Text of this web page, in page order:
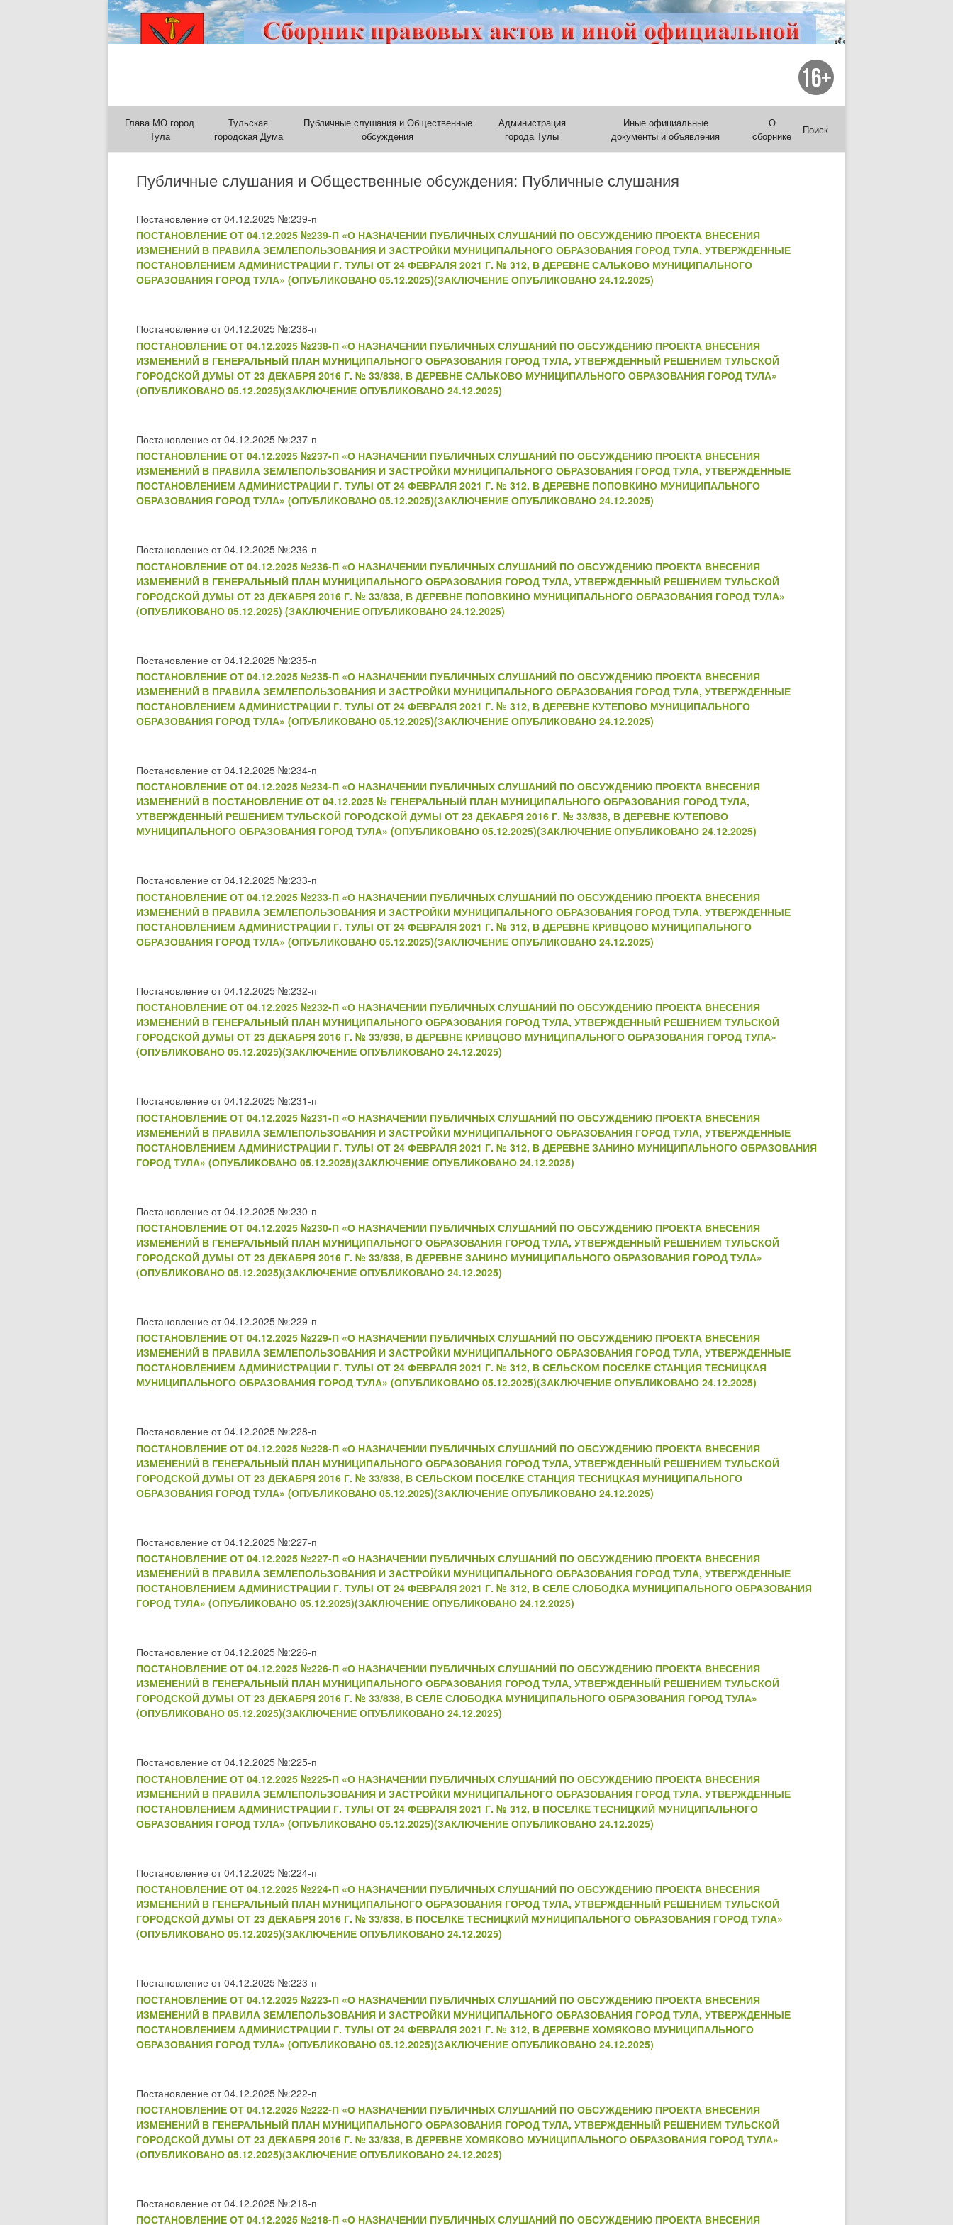
Глава МО город
Тула
Тульская
городская Дума
Публичные слушания и Общественные
обсуждения
Администрация
города Тулы
Иные официальные
документы и объявления
О
сборнике
Поиск
Публичные слушания и Общественные обсуждения: Публичные слушания
Постановление от 04.12.2025 №:239-п
ПОСТАНОВЛЕНИЕ ОТ 04.12.2025 №239-П «О НАЗНАЧЕНИИ ПУБЛИЧНЫХ СЛУШАНИЙ ПО ОБСУЖДЕНИЮ ПРОЕКТА ВНЕСЕНИЯ
ИЗМЕНЕНИЙ В ПРАВИЛА ЗЕМЛЕПОЛЬЗОВАНИЯ И ЗАСТРОЙКИ МУНИЦИПАЛЬНОГО ОБРАЗОВАНИЯ ГОРОД ТУЛА, УТВЕРЖДЕННЫЕ
ПОСТАНОВЛЕНИЕМ АДМИНИСТРАЦИИ Г. ТУЛЫ ОТ 24 ФЕВРАЛЯ 2021 Г. № 312, В ДЕРЕВНЕ САЛЬКОВО МУНИЦИПАЛЬНОГО
ОБРАЗОВАНИЯ ГОРОД ТУЛА» (ОПУБЛИКОВАНО 05.12.2025)(ЗАКЛЮЧЕНИЕ ОПУБЛИКОВАНО 24.12.2025)
Постановление от 04.12.2025 №:238-п
ПОСТАНОВЛЕНИЕ ОТ 04.12.2025 №238-П «О НАЗНАЧЕНИИ ПУБЛИЧНЫХ СЛУШАНИЙ ПО ОБСУЖДЕНИЮ ПРОЕКТА ВНЕСЕНИЯ
ИЗМЕНЕНИЙ В ГЕНЕРАЛЬНЫЙ ПЛАН МУНИЦИПАЛЬНОГО ОБРАЗОВАНИЯ ГОРОД ТУЛА, УТВЕРЖДЕННЫЙ РЕШЕНИЕМ ТУЛЬСКОЙ
ГОРОДСКОЙ ДУМЫ ОТ 23 ДЕКАБРЯ 2016 Г. № 33/838, В ДЕРЕВНЕ САЛЬКОВО МУНИЦИПАЛЬНОГО ОБРАЗОВАНИЯ ГОРОД ТУЛА»
(ОПУБЛИКОВАНО 05.12.2025)(ЗАКЛЮЧЕНИЕ ОПУБЛИКОВАНО 24.12.2025)
Постановление от 04.12.2025 №:237-п
ПОСТАНОВЛЕНИЕ ОТ 04.12.2025 №237-П «О НАЗНАЧЕНИИ ПУБЛИЧНЫХ СЛУШАНИЙ ПО ОБСУЖДЕНИЮ ПРОЕКТА ВНЕСЕНИЯ
ИЗМЕНЕНИЙ В ПРАВИЛА ЗЕМЛЕПОЛЬЗОВАНИЯ И ЗАСТРОЙКИ МУНИЦИПАЛЬНОГО ОБРАЗОВАНИЯ ГОРОД ТУЛА, УТВЕРЖДЕННЫЕ
ПОСТАНОВЛЕНИЕМ АДМИНИСТРАЦИИ Г. ТУЛЫ ОТ 24 ФЕВРАЛЯ 2021 Г. № 312, В ДЕРЕВНЕ ПОПОВКИНО МУНИЦИПАЛЬНОГО
ОБРАЗОВАНИЯ ГОРОД ТУЛА» (ОПУБЛИКОВАНО 05.12.2025)(ЗАКЛЮЧЕНИЕ ОПУБЛИКОВАНО 24.12.2025)
Постановление от 04.12.2025 №:236-п
ПОСТАНОВЛЕНИЕ ОТ 04.12.2025 №236-П «О НАЗНАЧЕНИИ ПУБЛИЧНЫХ СЛУШАНИЙ ПО ОБСУЖДЕНИЮ ПРОЕКТА ВНЕСЕНИЯ
ИЗМЕНЕНИЙ В ГЕНЕРАЛЬНЫЙ ПЛАН МУНИЦИПАЛЬНОГО ОБРАЗОВАНИЯ ГОРОД ТУЛА, УТВЕРЖДЕННЫЙ РЕШЕНИЕМ ТУЛЬСКОЙ
ГОРОДСКОЙ ДУМЫ ОТ 23 ДЕКАБРЯ 2016 Г. № 33/838, В ДЕРЕВНЕ ПОПОВКИНО МУНИЦИПАЛЬНОГО ОБРАЗОВАНИЯ ГОРОД ТУЛА»
(ОПУБЛИКОВАНО 05.12.2025) (ЗАКЛЮЧЕНИЕ ОПУБЛИКОВАНО 24.12.2025)
Постановление от 04.12.2025 №:235-п
ПОСТАНОВЛЕНИЕ ОТ 04.12.2025 №235-П «О НАЗНАЧЕНИИ ПУБЛИЧНЫХ СЛУШАНИЙ ПО ОБСУЖДЕНИЮ ПРОЕКТА ВНЕСЕНИЯ
ИЗМЕНЕНИЙ В ПРАВИЛА ЗЕМЛЕПОЛЬЗОВАНИЯ И ЗАСТРОЙКИ МУНИЦИПАЛЬНОГО ОБРАЗОВАНИЯ ГОРОД ТУЛА, УТВЕРЖДЕННЫЕ
ПОСТАНОВЛЕНИЕМ АДМИНИСТРАЦИИ Г. ТУЛЫ ОТ 24 ФЕВРАЛЯ 2021 Г. № 312, В ДЕРЕВНЕ КУТЕПОВО МУНИЦИПАЛЬНОГО
ОБРАЗОВАНИЯ ГОРОД ТУЛА» (ОПУБЛИКОВАНО 05.12.2025)(ЗАКЛЮЧЕНИЕ ОПУБЛИКОВАНО 24.12.2025)
Постановление от 04.12.2025 №:234-п
ПОСТАНОВЛЕНИЕ ОТ 04.12.2025 №234-П «О НАЗНАЧЕНИИ ПУБЛИЧНЫХ СЛУШАНИЙ ПО ОБСУЖДЕНИЮ ПРОЕКТА ВНЕСЕНИЯ
ИЗМЕНЕНИЙ В ПОСТАНОВЛЕНИЕ ОТ 04.12.2025 № ГЕНЕРАЛЬНЫЙ ПЛАН МУНИЦИПАЛЬНОГО ОБРАЗОВАНИЯ ГОРОД ТУЛА,
УТВЕРЖДЕННЫЙ РЕШЕНИЕМ ТУЛЬСКОЙ ГОРОДСКОЙ ДУМЫ ОТ 23 ДЕКАБРЯ 2016 Г. № 33/838, В ДЕРЕВНЕ КУТЕПОВО
МУНИЦИПАЛЬНОГО ОБРАЗОВАНИЯ ГОРОД ТУЛА» (ОПУБЛИКОВАНО 05.12.2025)(ЗАКЛЮЧЕНИЕ ОПУБЛИКОВАНО 24.12.2025)
Постановление от 04.12.2025 №:233-п
ПОСТАНОВЛЕНИЕ ОТ 04.12.2025 №233-П «О НАЗНАЧЕНИИ ПУБЛИЧНЫХ СЛУШАНИЙ ПО ОБСУЖДЕНИЮ ПРОЕКТА ВНЕСЕНИЯ
ИЗМЕНЕНИЙ В ПРАВИЛА ЗЕМЛЕПОЛЬЗОВАНИЯ И ЗАСТРОЙКИ МУНИЦИПАЛЬНОГО ОБРАЗОВАНИЯ ГОРОД ТУЛА, УТВЕРЖДЕННЫЕ
ПОСТАНОВЛЕНИЕМ АДМИНИСТРАЦИИ Г. ТУЛЫ ОТ 24 ФЕВРАЛЯ 2021 Г. № 312, В ДЕРЕВНЕ КРИВЦОВО МУНИЦИПАЛЬНОГО
ОБРАЗОВАНИЯ ГОРОД ТУЛА» (ОПУБЛИКОВАНО 05.12.2025)(ЗАКЛЮЧЕНИЕ ОПУБЛИКОВАНО 24.12.2025)
Постановление от 04.12.2025 №:232-п
ПОСТАНОВЛЕНИЕ ОТ 04.12.2025 №232-П «О НАЗНАЧЕНИИ ПУБЛИЧНЫХ СЛУШАНИЙ ПО ОБСУЖДЕНИЮ ПРОЕКТА ВНЕСЕНИЯ
ИЗМЕНЕНИЙ В ГЕНЕРАЛЬНЫЙ ПЛАН МУНИЦИПАЛЬНОГО ОБРАЗОВАНИЯ ГОРОД ТУЛА, УТВЕРЖДЕННЫЙ РЕШЕНИЕМ ТУЛЬСКОЙ
ГОРОДСКОЙ ДУМЫ ОТ 23 ДЕКАБРЯ 2016 Г. № 33/838, В ДЕРЕВНЕ КРИВЦОВО МУНИЦИПАЛЬНОГО ОБРАЗОВАНИЯ ГОРОД ТУЛА»
(ОПУБЛИКОВАНО 05.12.2025)(ЗАКЛЮЧЕНИЕ ОПУБЛИКОВАНО 24.12.2025)
Постановление от 04.12.2025 №:231-п
ПОСТАНОВЛЕНИЕ ОТ 04.12.2025 №231-П «О НАЗНАЧЕНИИ ПУБЛИЧНЫХ СЛУШАНИЙ ПО ОБСУЖДЕНИЮ ПРОЕКТА ВНЕСЕНИЯ
ИЗМЕНЕНИЙ В ПРАВИЛА ЗЕМЛЕПОЛЬЗОВАНИЯ И ЗАСТРОЙКИ МУНИЦИПАЛЬНОГО ОБРАЗОВАНИЯ ГОРОД ТУЛА, УТВЕРЖДЕННЫЕ
ПОСТАНОВЛЕНИЕМ АДМИНИСТРАЦИИ Г. ТУЛЫ ОТ 24 ФЕВРАЛЯ 2021 Г. № 312, В ДЕРЕВНЕ ЗАНИНО МУНИЦИПАЛЬНОГО ОБРАЗОВАНИЯ
ГОРОД ТУЛА» (ОПУБЛИКОВАНО 05.12.2025)(ЗАКЛЮЧЕНИЕ ОПУБЛИКОВАНО 24.12.2025)
Постановление от 04.12.2025 №:230-п
ПОСТАНОВЛЕНИЕ ОТ 04.12.2025 №230-П «О НАЗНАЧЕНИИ ПУБЛИЧНЫХ СЛУШАНИЙ ПО ОБСУЖДЕНИЮ ПРОЕКТА ВНЕСЕНИЯ
ИЗМЕНЕНИЙ В ГЕНЕРАЛЬНЫЙ ПЛАН МУНИЦИПАЛЬНОГО ОБРАЗОВАНИЯ ГОРОД ТУЛА, УТВЕРЖДЕННЫЙ РЕШЕНИЕМ ТУЛЬСКОЙ
ГОРОДСКОЙ ДУМЫ ОТ 23 ДЕКАБРЯ 2016 Г. № 33/838, В ДЕРЕВНЕ ЗАНИНО МУНИЦИПАЛЬНОГО ОБРАЗОВАНИЯ ГОРОД ТУЛА»
(ОПУБЛИКОВАНО 05.12.2025)(ЗАКЛЮЧЕНИЕ ОПУБЛИКОВАНО 24.12.2025)
Постановление от 04.12.2025 №:229-п
ПОСТАНОВЛЕНИЕ ОТ 04.12.2025 №229-П «О НАЗНАЧЕНИИ ПУБЛИЧНЫХ СЛУШАНИЙ ПО ОБСУЖДЕНИЮ ПРОЕКТА ВНЕСЕНИЯ
ИЗМЕНЕНИЙ В ПРАВИЛА ЗЕМЛЕПОЛЬЗОВАНИЯ И ЗАСТРОЙКИ МУНИЦИПАЛЬНОГО ОБРАЗОВАНИЯ ГОРОД ТУЛА, УТВЕРЖДЕННЫЕ
ПОСТАНОВЛЕНИЕМ АДМИНИСТРАЦИИ Г. ТУЛЫ ОТ 24 ФЕВРАЛЯ 2021 Г. № 312, В СЕЛЬСКОМ ПОСЕЛКЕ СТАНЦИЯ ТЕСНИЦКАЯ
МУНИЦИПАЛЬНОГО ОБРАЗОВАНИЯ ГОРОД ТУЛА» (ОПУБЛИКОВАНО 05.12.2025)(ЗАКЛЮЧЕНИЕ ОПУБЛИКОВАНО 24.12.2025)
Постановление от 04.12.2025 №:228-п
ПОСТАНОВЛЕНИЕ ОТ 04.12.2025 №228-П «О НАЗНАЧЕНИИ ПУБЛИЧНЫХ СЛУШАНИЙ ПО ОБСУЖДЕНИЮ ПРОЕКТА ВНЕСЕНИЯ
ИЗМЕНЕНИЙ В ГЕНЕРАЛЬНЫЙ ПЛАН МУНИЦИПАЛЬНОГО ОБРАЗОВАНИЯ ГОРОД ТУЛА, УТВЕРЖДЕННЫЙ РЕШЕНИЕМ ТУЛЬСКОЙ
ГОРОДСКОЙ ДУМЫ ОТ 23 ДЕКАБРЯ 2016 Г. № 33/838, В СЕЛЬСКОМ ПОСЕЛКЕ СТАНЦИЯ ТЕСНИЦКАЯ МУНИЦИПАЛЬНОГО
ОБРАЗОВАНИЯ ГОРОД ТУЛА» (ОПУБЛИКОВАНО 05.12.2025)(ЗАКЛЮЧЕНИЕ ОПУБЛИКОВАНО 24.12.2025)
Постановление от 04.12.2025 №:227-п
ПОСТАНОВЛЕНИЕ ОТ 04.12.2025 №227-П «О НАЗНАЧЕНИИ ПУБЛИЧНЫХ СЛУШАНИЙ ПО ОБСУЖДЕНИЮ ПРОЕКТА ВНЕСЕНИЯ
ИЗМЕНЕНИЙ В ПРАВИЛА ЗЕМЛЕПОЛЬЗОВАНИЯ И ЗАСТРОЙКИ МУНИЦИПАЛЬНОГО ОБРАЗОВАНИЯ ГОРОД ТУЛА, УТВЕРЖДЕННЫЕ
ПОСТАНОВЛЕНИЕМ АДМИНИСТРАЦИИ Г. ТУЛЫ ОТ 24 ФЕВРАЛЯ 2021 Г. № 312, В СЕЛЕ СЛОБОДКА МУНИЦИПАЛЬНОГО ОБРАЗОВАНИЯ
ГОРОД ТУЛА» (ОПУБЛИКОВАНО 05.12.2025)(ЗАКЛЮЧЕНИЕ ОПУБЛИКОВАНО 24.12.2025)
Постановление от 04.12.2025 №:226-п
ПОСТАНОВЛЕНИЕ ОТ 04.12.2025 №226-П «О НАЗНАЧЕНИИ ПУБЛИЧНЫХ СЛУШАНИЙ ПО ОБСУЖДЕНИЮ ПРОЕКТА ВНЕСЕНИЯ
ИЗМЕНЕНИЙ В ГЕНЕРАЛЬНЫЙ ПЛАН МУНИЦИПАЛЬНОГО ОБРАЗОВАНИЯ ГОРОД ТУЛА, УТВЕРЖДЕННЫЙ РЕШЕНИЕМ ТУЛЬСКОЙ
ГОРОДСКОЙ ДУМЫ ОТ 23 ДЕКАБРЯ 2016 Г. № 33/838, В СЕЛЕ СЛОБОДКА МУНИЦИПАЛЬНОГО ОБРАЗОВАНИЯ ГОРОД ТУЛА»
(ОПУБЛИКОВАНО 05.12.2025)(ЗАКЛЮЧЕНИЕ ОПУБЛИКОВАНО 24.12.2025)
Постановление от 04.12.2025 №:225-п
ПОСТАНОВЛЕНИЕ ОТ 04.12.2025 №225-П «О НАЗНАЧЕНИИ ПУБЛИЧНЫХ СЛУШАНИЙ ПО ОБСУЖДЕНИЮ ПРОЕКТА ВНЕСЕНИЯ
ИЗМЕНЕНИЙ В ПРАВИЛА ЗЕМЛЕПОЛЬЗОВАНИЯ И ЗАСТРОЙКИ МУНИЦИПАЛЬНОГО ОБРАЗОВАНИЯ ГОРОД ТУЛА, УТВЕРЖДЕННЫЕ
ПОСТАНОВЛЕНИЕМ АДМИНИСТРАЦИИ Г. ТУЛЫ ОТ 24 ФЕВРАЛЯ 2021 Г. № 312, В ПОСЕЛКЕ ТЕСНИЦКИЙ МУНИЦИПАЛЬНОГО
ОБРАЗОВАНИЯ ГОРОД ТУЛА» (ОПУБЛИКОВАНО 05.12.2025)(ЗАКЛЮЧЕНИЕ ОПУБЛИКОВАНО 24.12.2025)
Постановление от 04.12.2025 №:224-п
ПОСТАНОВЛЕНИЕ ОТ 04.12.2025 №224-П «О НАЗНАЧЕНИИ ПУБЛИЧНЫХ СЛУШАНИЙ ПО ОБСУЖДЕНИЮ ПРОЕКТА ВНЕСЕНИЯ
ИЗМЕНЕНИЙ В ГЕНЕРАЛЬНЫЙ ПЛАН МУНИЦИПАЛЬНОГО ОБРАЗОВАНИЯ ГОРОД ТУЛА, УТВЕРЖДЕННЫЙ РЕШЕНИЕМ ТУЛЬСКОЙ
ГОРОДСКОЙ ДУМЫ ОТ 23 ДЕКАБРЯ 2016 Г. № 33/838, В ПОСЕЛКЕ ТЕСНИЦКИЙ МУНИЦИПАЛЬНОГО ОБРАЗОВАНИЯ ГОРОД ТУЛА»
(ОПУБЛИКОВАНО 05.12.2025)(ЗАКЛЮЧЕНИЕ ОПУБЛИКОВАНО 24.12.2025)
Постановление от 04.12.2025 №:223-п
ПОСТАНОВЛЕНИЕ ОТ 04.12.2025 №223-П «О НАЗНАЧЕНИИ ПУБЛИЧНЫХ СЛУШАНИЙ ПО ОБСУЖДЕНИЮ ПРОЕКТА ВНЕСЕНИЯ
ИЗМЕНЕНИЙ В ПРАВИЛА ЗЕМЛЕПОЛЬЗОВАНИЯ И ЗАСТРОЙКИ МУНИЦИПАЛЬНОГО ОБРАЗОВАНИЯ ГОРОД ТУЛА, УТВЕРЖДЕННЫЕ
ПОСТАНОВЛЕНИЕМ АДМИНИСТРАЦИИ Г. ТУЛЫ ОТ 24 ФЕВРАЛЯ 2021 Г. № 312, В ДЕРЕВНЕ ХОМЯКОВО МУНИЦИПАЛЬНОГО
ОБРАЗОВАНИЯ ГОРОД ТУЛА» (ОПУБЛИКОВАНО 05.12.2025)(ЗАКЛЮЧЕНИЕ ОПУБЛИКОВАНО 24.12.2025)
Постановление от 04.12.2025 №:222-п
ПОСТАНОВЛЕНИЕ ОТ 04.12.2025 №222-П «О НАЗНАЧЕНИИ ПУБЛИЧНЫХ СЛУШАНИЙ ПО ОБСУЖДЕНИЮ ПРОЕКТА ВНЕСЕНИЯ
ИЗМЕНЕНИЙ В ГЕНЕРАЛЬНЫЙ ПЛАН МУНИЦИПАЛЬНОГО ОБРАЗОВАНИЯ ГОРОД ТУЛА, УТВЕРЖДЕННЫЙ РЕШЕНИЕМ ТУЛЬСКОЙ
ГОРОДСКОЙ ДУМЫ ОТ 23 ДЕКАБРЯ 2016 Г. № 33/838, В ДЕРЕВНЕ ХОМЯКОВО МУНИЦИПАЛЬНОГО ОБРАЗОВАНИЯ ГОРОД ТУЛА»
(ОПУБЛИКОВАНО 05.12.2025)(ЗАКЛЮЧЕНИЕ ОПУБЛИКОВАНО 24.12.2025)
Постановление от 04.12.2025 №:218-п
ПОСТАНОВЛЕНИЕ ОТ 04.12.2025 №218-П «О НАЗНАЧЕНИИ ПУБЛИЧНЫХ СЛУШАНИЙ ПО ОБСУЖДЕНИЮ ПРОЕКТА ВНЕСЕНИЯ